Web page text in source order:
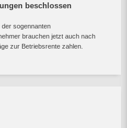
beschlossen
sogennanten
brauchen jetzt auch nach
zur Betriebsrente zahlen.